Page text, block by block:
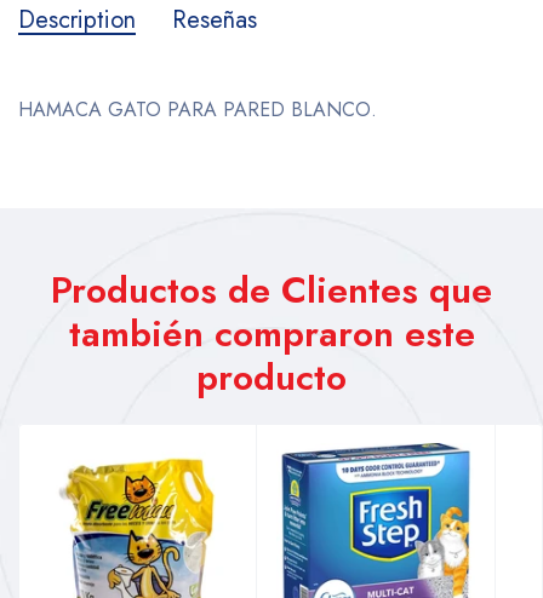
Description Reseñas
HAMACA GATO PARA PARED BLANCO.
Productos de Clientes que
también compraron este
producto